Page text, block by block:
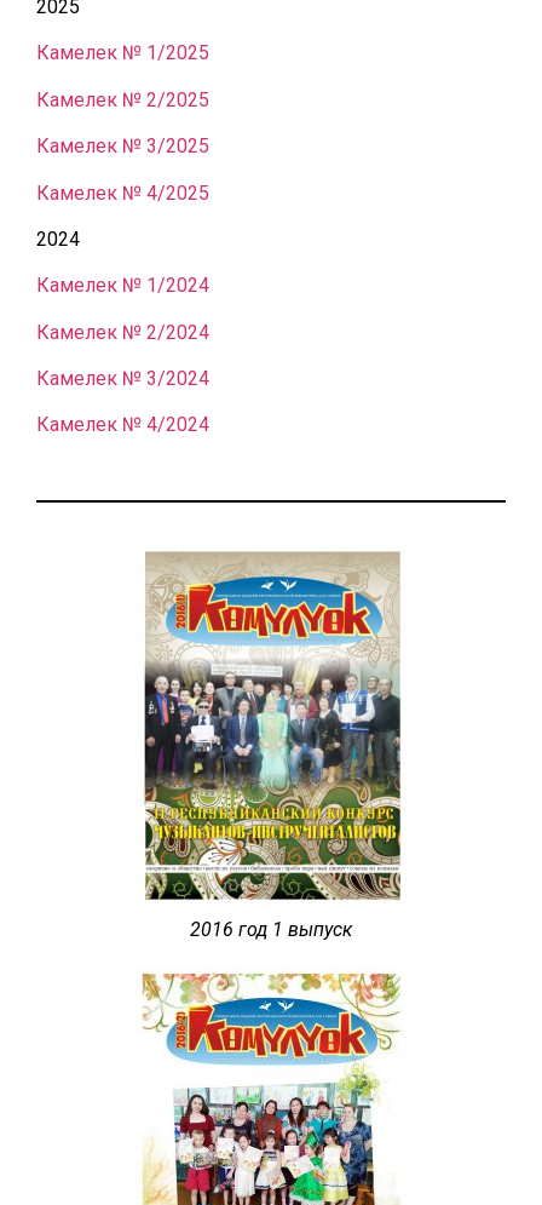
2025
Камелек № 1/2025
Камелек № 2/2025
Камелек № 3/2025
Камелек № 4/2025
2024
Камелек № 1/2024
Камелек № 2/2024
Камелек № 3/2024
Камелек № 4/2024
2016 год 1 выпуск